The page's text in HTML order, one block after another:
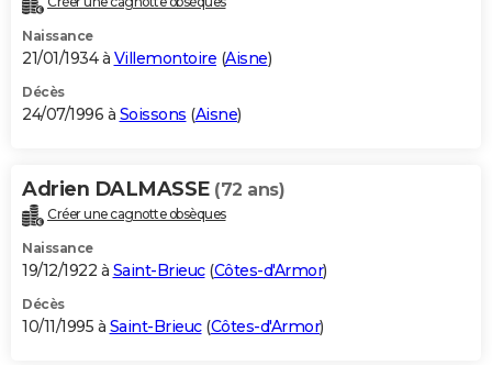
Naissance
21/01/1934 à Villemontoire (Aisne)
Décès
24/07/1996 à Soissons (Aisne)
Adrien DALMASSE (72 ans)
Créer une cagnotte obsèques
Naissance
19/12/1922 à Saint-Brieuc(Côtes-d'Armor)
Décès
10/11/1995 à Saint-Brieuc(Côtes-d'Armor)